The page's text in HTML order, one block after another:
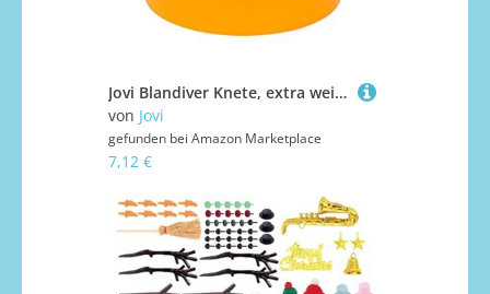
Jovi Blandiver Knete, extra weiche Knetmasse für Kinder ab 2 Jahren, gelb, 1 Dose, 460g
von Jovi
gefunden bei Amazon Marketplace
7,12 €